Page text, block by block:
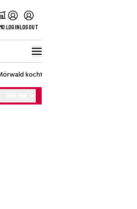
LOGINLOGOUT
kocht